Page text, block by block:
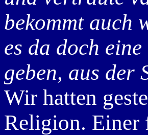
bekommt auch
es da doch
geben, aus der
Wir hatten
Religion. Einer